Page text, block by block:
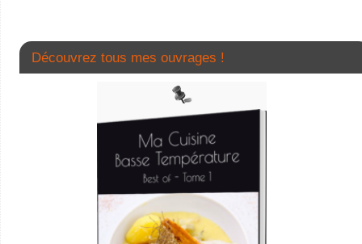
Découvrez tous mes ouvrages !